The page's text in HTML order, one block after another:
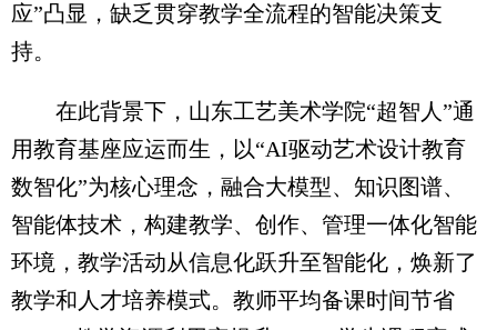
应”凸显，缺乏贯穿教学全流程的智能决策支
持。
在此背景下，山东工艺美术学院“超智人”通
用教育基座应运而生，以“AI驱动艺术设计教育
数智化”为核心理念，融合大模型、知识图谱、
智能体技术，构建教学、创作、管理一体化智能
环境，教学活动从信息化跃升至智能化，焕新了
教学和人才培养模式。教师平均备课时间节省